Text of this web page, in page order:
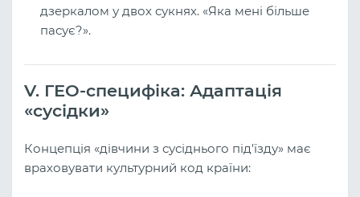
дзеркалом у двох сукнях. «Яка мені більше
пасує?».
V. ГЕО-специфіка: Адаптація
«сусідки»
Концепція «дівчини з сусіднього під'їзду» має
враховувати культурний код країни: